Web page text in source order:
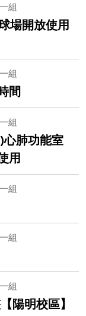
組
場開放使用
組
間
組
心肺功能室
用
組
組
組
陽明校區】